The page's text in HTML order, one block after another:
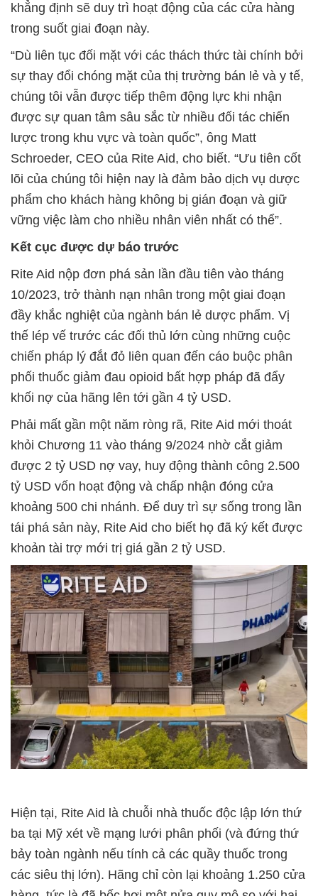
khẳng định sẽ duy trì hoạt động của các cửa hàng
trong suốt giai đoạn này.
“Dù liên tục đối mặt với các thách thức tài chính bởi
sự thay đổi chóng mặt của thị trường bán lẻ và y tế,
chúng tôi vẫn được tiếp thêm động lực khi nhận
được sự quan tâm sâu sắc từ nhiều đối tác chiến
lược trong khu vực và toàn quốc”, ông Matt
Schroeder, CEO của Rite Aid, cho biết. “Ưu tiên cốt
lõi của chúng tôi hiện nay là đảm bảo dịch vụ dược
phẩm cho khách hàng không bị gián đoạn và giữ
vững việc làm cho nhiều nhân viên nhất có thể”.
Kết cục được dự báo trước
Rite Aid nộp đơn phá sản lần đầu tiên vào tháng
10/2023, trở thành nạn nhân trong một giai đoạn
đầy khắc nghiệt của ngành bán lẻ dược phẩm. Vị
thế lép vế trước các đối thủ lớn cùng những cuộc
chiến pháp lý đắt đỏ liên quan đến cáo buộc phân
phối thuốc giảm đau opioid bất hợp pháp đã đẩy
khối nợ của hãng lên tới gần 4 tỷ USD.
Phải mất gần một năm ròng rã, Rite Aid mới thoát
khỏi Chương 11 vào tháng 9/2024 nhờ cắt giảm
được 2 tỷ USD nợ vay, huy động thành công 2.500
tỷ USD vốn hoạt động và chấp nhận đóng cửa
khoảng 500 chi nhánh. Để duy trì sự sống trong lần
tái phá sản này, Rite Aid cho biết họ đã ký kết được
khoản tài trợ mới trị giá gần 2 tỷ USD.
Hiện tại, Rite Aid là chuỗi nhà thuốc độc lập lớn thứ
ba tại Mỹ xét về mạng lưới phân phối (và đứng thứ
bảy toàn ngành nếu tính cả các quầy thuốc trong
các siêu thị lớn). Hãng chỉ còn lại khoảng 1.250 cửa